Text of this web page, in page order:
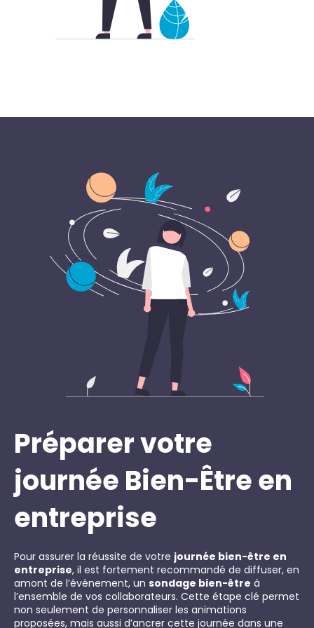
Préparer votre
journée Bien-Être en
entreprise
Pour assurer la réussite de votre journée bien-être en
entreprise, il est fortement recommandé de diffuser, en
amont de l’événement, un sondage bien-être à
l’ensemble de vos collaborateurs. Cette étape clé permet
non seulement de personnaliser les animations
proposées, mais aussi d’ancrer cette journée dans une